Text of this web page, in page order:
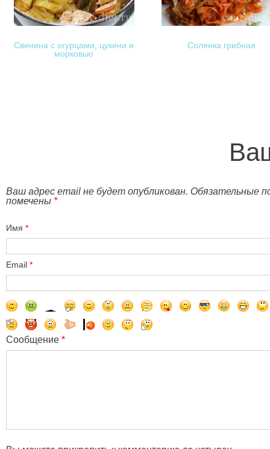
Свинина с огурцами, цукини и
морковью
Солянка грибная
Ваш адрес email не будет опубликован. Обязательные
помечены *
Имя *
Email *
Сообщение *